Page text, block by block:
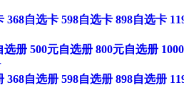
368自选卡 598自选卡 898自选卡
选册 500元自选册 800元自选册
368自选册 598自选册 898自选册